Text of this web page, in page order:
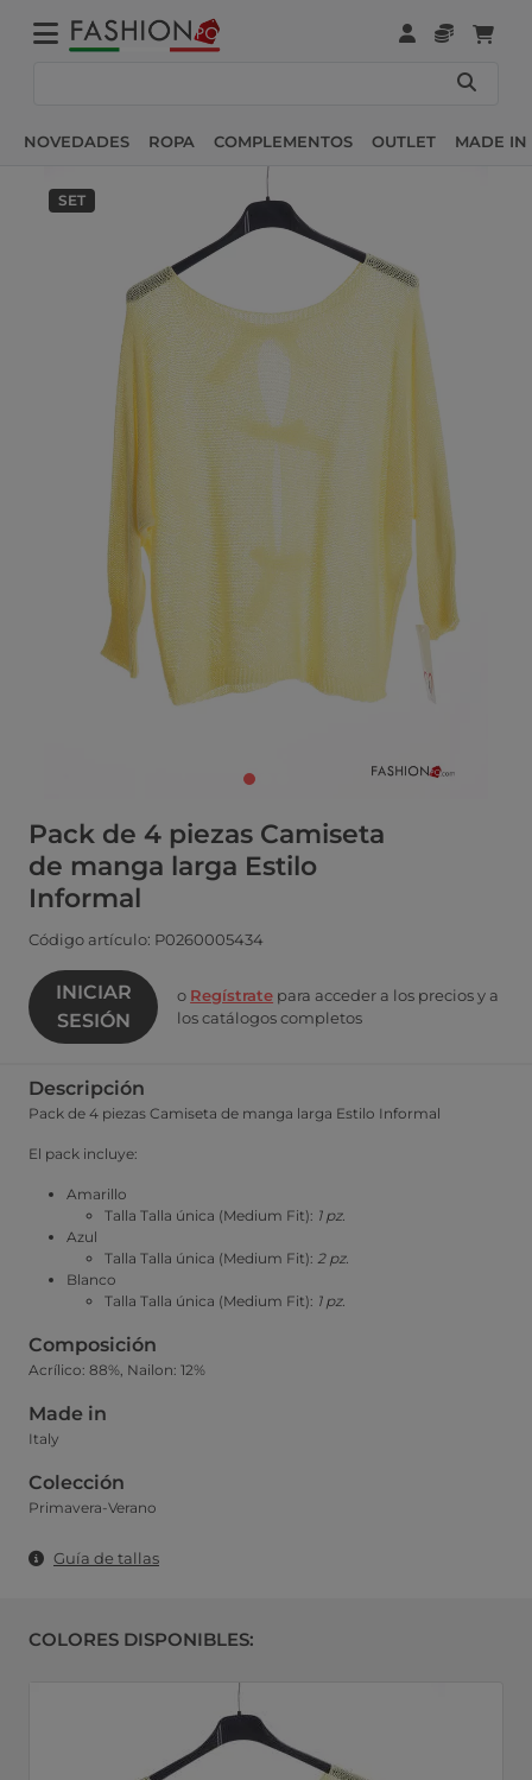
NOVEDADES ROPA COMPLEMENTOS OUTLET MADE IN
SET
Pack de 4 piezas Camiseta
de manga larga Estilo
Informal
Código artículo: P0260005434
INICIAR
SESIÓN
o Regístrate para acceder a los precios y a
los catálogos completos
Descripción
Pack de 4 piezas Camiseta de manga larga Estilo Informal
El pack incluye:
Amarillo
Talla Talla única (Medium Fit): 1 pz.
Azul
Talla Talla única (Medium Fit): 2 pz.
Blanco
Talla Talla única (Medium Fit): 1 pz.
Composición
Acrílico: 88%, Nailon: 12%
Made in
Italy
Colección
Primavera-Verano
Guía de tallas
COLORES DISPONIBLES: